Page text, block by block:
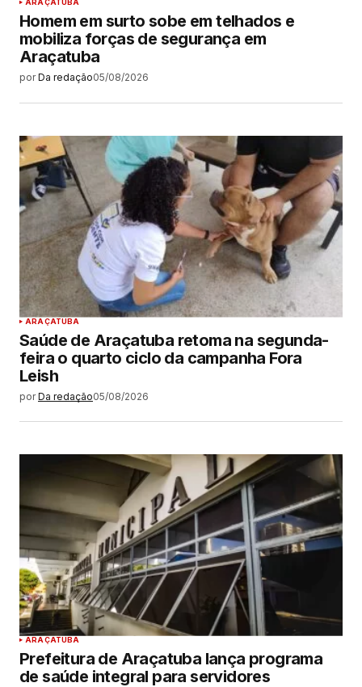
ARAÇATUBA
Homem em surto sobe em telhados e
mobiliza forças de segurança em
Araçatuba
por Da redação05/08/2026
ARAÇATUBA
Saúde de Araçatuba retoma na segunda-
feira o quarto ciclo da campanha Fora
Leish
por Da redação05/08/2026
ARAÇATUBA
Prefeitura de Araçatuba lança programa
de saúde integral para servidores